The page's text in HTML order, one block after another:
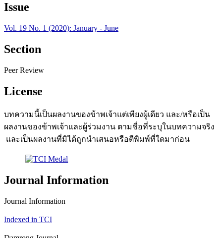
Issue
Vol. 19 No. 1 (2020): January - June
Section
Peer Review
License
บทความนี้เป็นผลงานของข้าพเจ้าแต่เพียงผู้เดียว และ/หรือเป็น
ผลงานของข้าพเจ้าและผู้ร่วมงาน ตามชื่อที่ระบุในบทความจริง
และเป็นผลงานที่มิได้ถูกนำเสนอหรือตีพิมพ์ที่ใดมาก่อน
Journal Information
Journal Information
Indexed in TCI